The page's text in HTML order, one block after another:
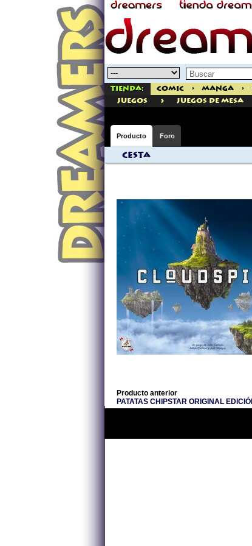
Tienda: Comic > Manga >
juegos
> Juegos de Mesa
Producto Foro
Cesta
Producto anterior
PATATAS CHIPSTAR ORIGINAL